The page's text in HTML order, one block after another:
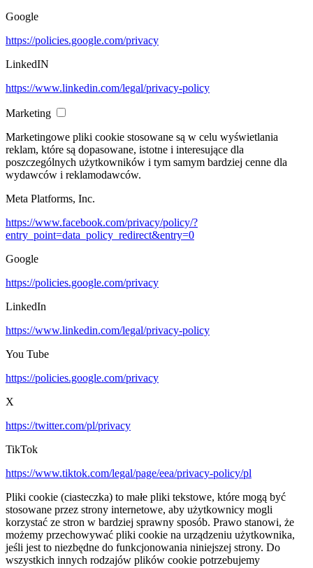
Google
https://policies.google.com/privacy
LinkedIN
https://www.linkedin.com/legal/privacy-policy
Marketing
Marketingowe pliki cookie stosowane są w celu wyświetlania
reklam, które są dopasowane, istotne i interesujące dla
poszczególnych użytkowników i tym samym bardziej cenne dla
wydawców i reklamodawców.
Meta Platforms, Inc.
https://www.facebook.com/privacy/policy/?
entry_point=data_policy_redirect&entry=0
Google
https://policies.google.com/privacy
LinkedIn
https://www.linkedin.com/legal/privacy-policy
You Tube
https://policies.google.com/privacy
X
https://twitter.com/pl/privacy
TikTok
https://www.tiktok.com/legal/page/eea/privacy-policy/pl
Pliki cookie (ciasteczka) to małe pliki tekstowe, które mogą być
stosowane przez strony internetowe, aby użytkownicy mogli
korzystać ze stron w bardziej sprawny sposób. Prawo stanowi, że
możemy przechowywać pliki cookie na urządzeniu użytkownika,
jeśli jest to niezbędne do funkcjonowania niniejszej strony. Do
wszystkich innych rodzajów plików cookie potrzebujemy